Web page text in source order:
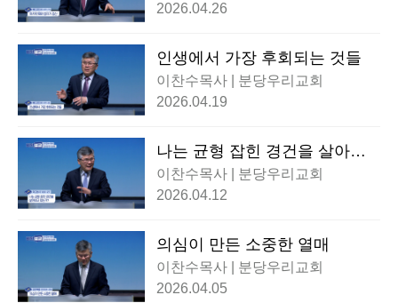
2026.04.26
인생에서 가장 후회되는 것들
이찬수목사 | 분당우리교회
2026.04.19
나는 균형 잡힌 경건을 살아내
고 있는가?
이찬수목사 | 분당우리교회
2026.04.12
의심이 만든 소중한 열매
이찬수목사 | 분당우리교회
2026.04.05